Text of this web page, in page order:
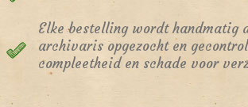
Elke bestelling wordt handmatig
archivaris opgezocht en
compleetheid en schade voor